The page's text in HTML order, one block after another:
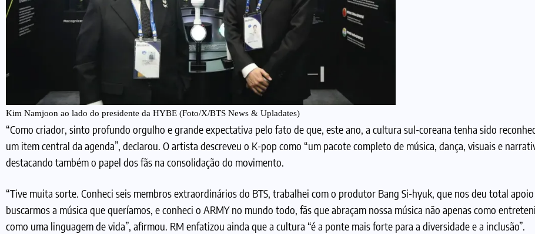
Kim Namjoon ao lado do presidente da HYBE (Foto/X/BTS News & Upladates)
“Como criador, sinto profundo orgulho e grande expectativa pelo fato de que, este ano, a cultura sul-coreana tenha sido
um item central da agenda”, declarou. O artista descreveu o K-pop como “um pacote completo de música, dança, visuais e
destacando também o papel dos fãs na consolidação do movimento.
“Tive muita sorte. Conheci seis membros extraordinários do BTS, trabalhei com o produtor Bang Si-hyuk, que nos deu total
buscarmos a música que queríamos, e conheci o ARMY no mundo todo, fãs que abraçam nossa música não apenas como
como uma linguagem de vida”, afirmou. RM enfatizou ainda que a cultura “é a ponte mais forte para a diversidade e a inclusão”.